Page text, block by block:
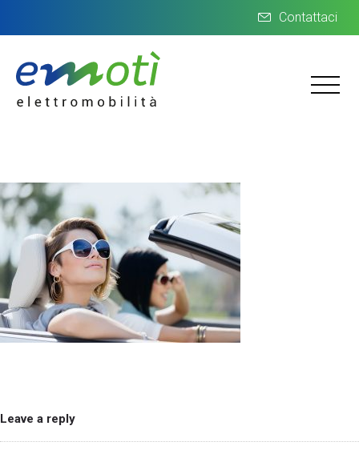
Contattaci
Leave a reply